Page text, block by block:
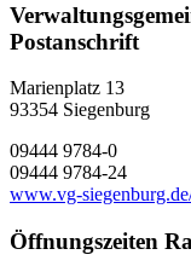
Postanschrift
Marienplatz 13
93354 Siegenburg
09444 9784-0
09444 9784-24
www.vg-
Öffnungszeiten